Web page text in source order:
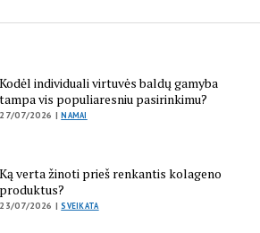
Kodėl individuali virtuvės baldų gamyba
tampa vis populiaresniu pasirinkimu?
27/07/2026 |NAMAI
Ką verta žinoti prieš renkantis kolageno
produktus?
23/07/2026 |SVEIKATA